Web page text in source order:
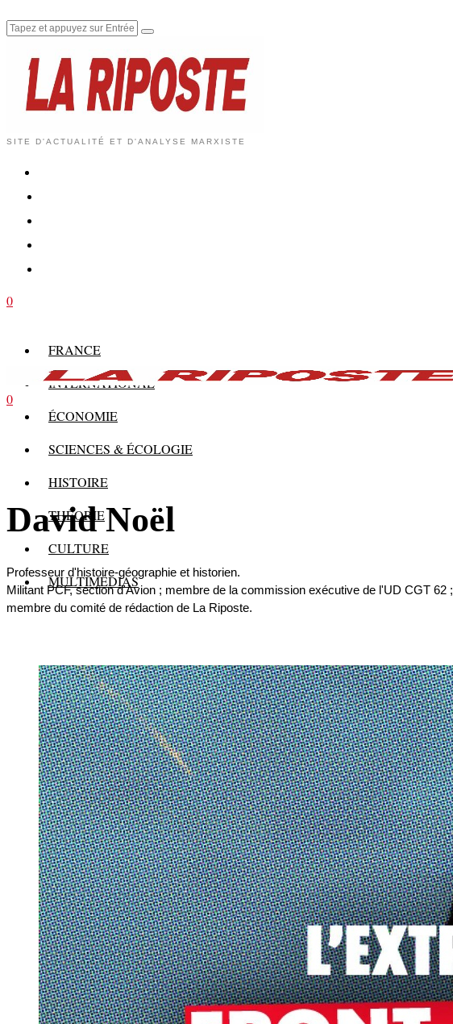
SITE D'ACTUALITÉ ET D'ANALYSE MARXISTE
0
FRANCE
INTERNATIONAL
ÉCONOMIE
SCIENCES & ÉCOLOGIE
HISTOIRE
THÉORIE
CULTURE
MULTIMÉDIAS
0
David Noël
Professeur d'histoire-géographie et historien.
Militant PCF, section d'Avion ; membre de la commission exécutive de l'UD CGT 62 ;
membre du comité de rédaction de La Riposte.